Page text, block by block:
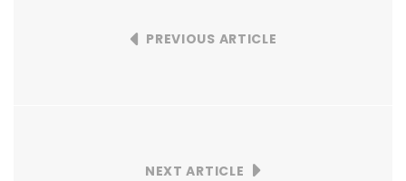
PREVIOUS ARTICLE
NEXT ARTICLE